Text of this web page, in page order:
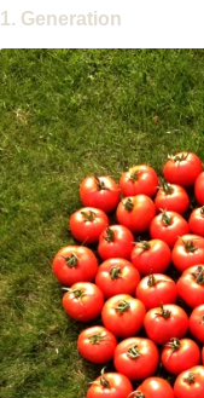
1. Generation